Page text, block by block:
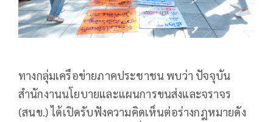
ทางกลุ่มเครือข่ายภาคประชาชน พบว่า ปัจจุบัน
สำนักงานนโยบายและแผนการขนส่งและจราจร
(สนข.) ได้เปิดรับฟังความคิดเห็นต่อร่างกฎหมายดัง